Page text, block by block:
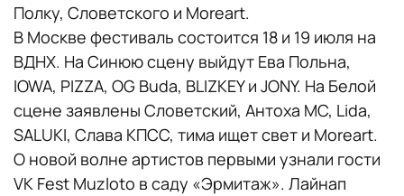
Полку, Словетского и Moreart.
В Москве фестиваль состоится 18 и 19 июля на
ВДНХ. На Синюю сцену выйдут Ева Польна,
IOWA, PIZZA, OG Buda, BLIZKEY и JONY. На Белой
сцене заявлены Словетский, Антоха МС, Lida,
SALUKI, Слава КПСС, тима ищет свет и Moreart.
О новой волне артистов первыми узнали гости
VK Fest Muzloto в саду «Эрмитаж». Лайнап